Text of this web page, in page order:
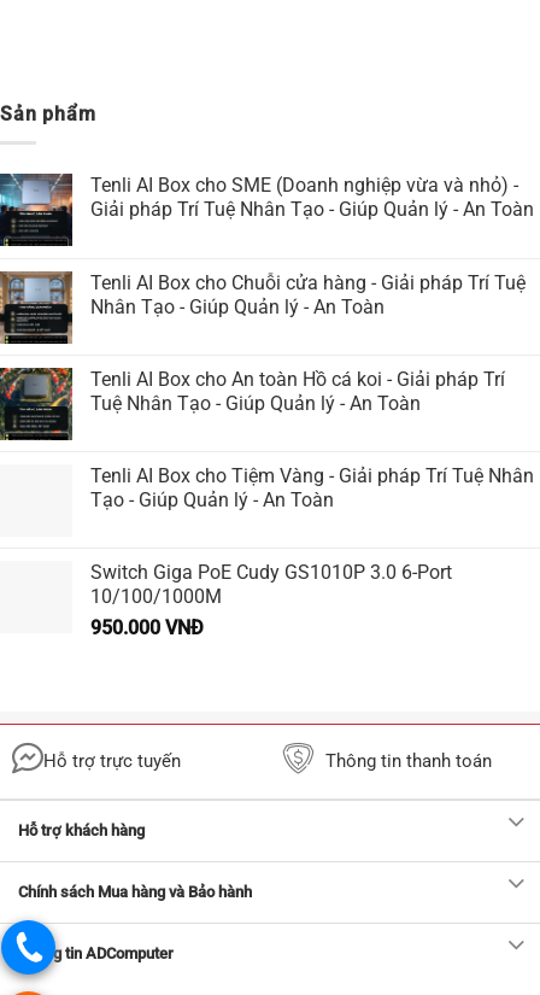
Sản phẩm
Tenli AI Box cho SME (Doanh nghiệp vừa và nhỏ) -
Giải pháp Trí Tuệ Nhân Tạo - Giúp Quản lý - An Toàn
Tenli AI Box cho Chuỗi cửa hàng - Giải pháp Trí Tuệ
Nhân Tạo - Giúp Quản lý - An Toàn
Tenli AI Box cho An toàn Hồ cá koi - Giải pháp Trí
Tuệ Nhân Tạo - Giúp Quản lý - An Toàn
Tenli AI Box cho Tiệm Vàng - Giải pháp Trí Tuệ Nhân
Tạo - Giúp Quản lý - An Toàn
Switch Giga PoE Cudy GS1010P 3.0 6-Port
10/100/1000M
950.000 VNĐ
Hỗ trợ trực tuyến Thông tin thanh toán
Hỗ trợ khách hàng
Chính sách Mua hàng và Bảo hành
Thông tin ADComputer